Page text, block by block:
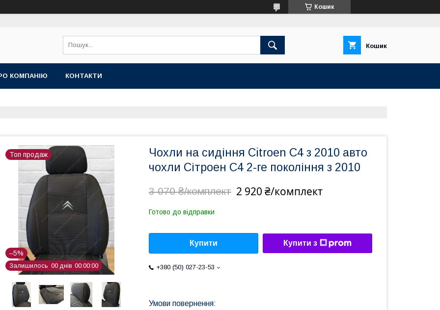
Кошик
Кошик
КОМПАНІЮ КОНТАКТИ
Топ продаж
–5%
Залишилось 00 днів 00 00 00
Чохли на сидіння Citroen C4 з 2010 авто
чохли Сітроен С4 2-ге покоління з 2010
3 070 ₴/комплект 2 920 ₴/комплект
Готово до відправки
Купити Купити з
+380 (50) 027-23-53